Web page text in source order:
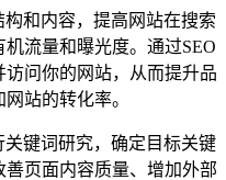
和内容，提高网站在搜索
流量和曝光度。通过SEO
问你的网站，从而提升品
站的转化率。
键词研究，确定目标关键
页面内容质量、增加外部